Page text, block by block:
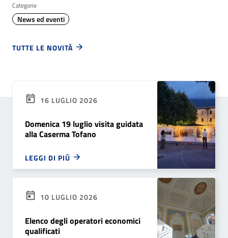
Categorie
News ed eventi
TUTTE LE NOVITÀ
16 LUGLIO 2026
Domenica 19 luglio visita guidata
alla Caserma Tofano
LEGGI DI PIÙ
10 LUGLIO 2026
Elenco degli operatori economici
qualificati